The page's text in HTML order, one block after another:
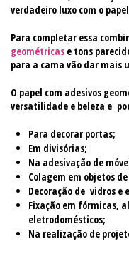
verdadeiro luxo com o
Para completar essa
geométricas e tons
para a cama vão dar mais
O papel com adesivos
versatilidade e beleza e
Para decorar portas;
Em divisórias;
Na adesivação de
Colagem em objetos
Decoração de vidros e
Fixação em fórmicas,
eletrodomésticos;
Na realização de